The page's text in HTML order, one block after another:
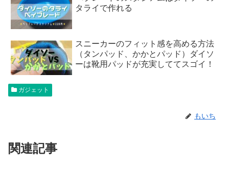
タライで作れる
スニーカーのフィット感を高める方法
（タンパッド、かかとパッド）ダイソ
ーは靴用パッドが充実しててスゴイ！
ガジェット
もいち
関連記事